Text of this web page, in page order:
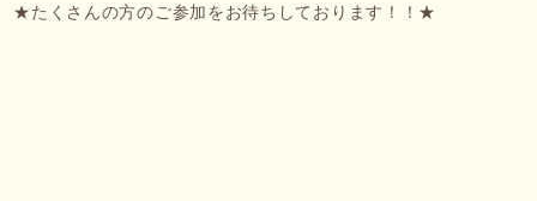
★たくさんの方のご参加をお待ちしております！！★